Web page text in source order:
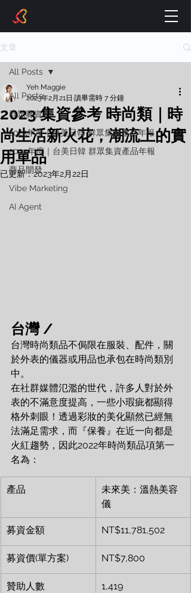
文章
All Posts
群眾募資
2023年度｜台美日韓 群眾集資產品年報
2024年度｜台美日韓 群眾集資產品年報
商品開發
Vibe Marketing
AI Agent
All Posts
2023 集資參考 時尚類｜時
尚生活新火花，潮流上的實
用單品
Yeh Maggie
2023年2月21日 讀畢需時 7 分鐘
已更新：2023年2月22日
台灣 /
台灣時尚類品不侷限在服裝、配件，關
於外表的儀器或用品也承包在時尚類別
中。
在社群媒體氾濫的世代，許多人對於外
表的不滿意度提高，一些小瑕疵都顯得
格外刺眼！透過彩妝的美化顯然已經無
法滿足需求，而『保養』在近一向都是
火紅趨勢，因此2022年時尚類品項第一
名為：
產品
未來美：溫熱美容
儀
募資金額 NT$11,781,502
募資價(單方案) NT$7,800
贊助人數 1,419